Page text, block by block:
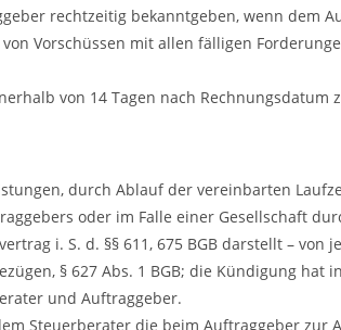
rechtzeitig bekanntgeben, wenn dem
Vorschüssen mit allen fälligen
von 14 Tagen nach Rechnungsdatum
durch Ablauf der vereinbarten
oder im Falle einer Gesellschaft
i. S. d. §§ 611, 675 BGB darstellt –
§ 627 Abs. 1 BGB; die Kündigung
und Auftraggeber.
Steuerberater die beim Auftraggeber